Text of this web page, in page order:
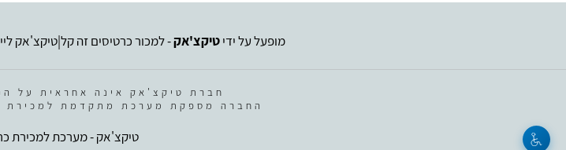
מופעל על ידיטיקצ'אק- למכור כרטיסים זה קל|טיקצ'אק
חברת טיקצ'אק אינה אחראית על
החברה מספקת מערכת מתקדמת למכירת
טיקצ'אק - מערכת למכירת